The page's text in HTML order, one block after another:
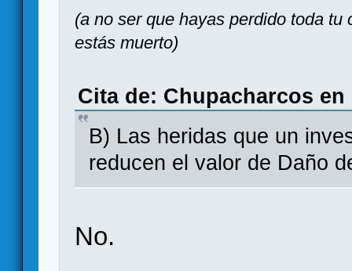
(a no ser que hayas perdido toda
estás muerto)
Cita de: Chupacharcos en
B) Las heridas que un
reducen el valor de Daño
No.